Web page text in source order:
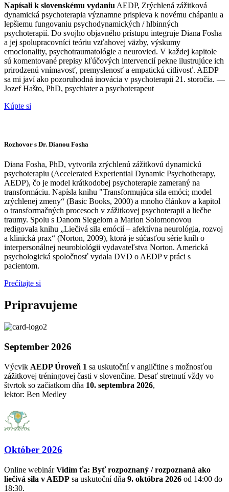
Napísali k slovenskému vydaniu AEDP, Zrýchlená zážitková
dynamická psychoterapia významne prispieva k novému chápaniu a
lepšiemu fungovaniu psychodynamických / hlbinných
psychoterapií. Do svojho objavného prístupu integruje Diana Fosha
a jej spolupracovníci teóriu vzťahovej väzby, výskumy
emocionality, psychotraumatológie a neurovied. V každej kapitole
sú komentované prepisy kľúčových intervencií pekne ilustrujúce ich
prirodzenú vnímavosť, premyslenosť a empatickú citlivosť. AEDP
sa mi javí ako pozoruhodná inovácia v psychoterapii 21. storočia. —
Jozef Hašto, PhD, psychiater a psychoterapeut
Kúpte si
Rozhovor s Dr. Dianou Fosha
Diana Fosha, PhD, vytvorila zrýchlenú zážitkovú dynamickú
psychoterapiu (Accelerated Experiential Dynamic Psychotherapy,
AEDP), čo je model krátkodobej psychoterapie zameraný na
transformáciu. Napísla knihu "Transformujúca sila emóci; model
zrýchlenej zmeny“ (Basic Books, 2000) a mnoho článkov a kapitol
o transformačných procesoch v zážitkovej psychoterapii a liečbe
traumy. Spolu s Danom Siegelom a Marion Solomonovou
redigovala knihu „Liečivá sila emócií – afektívna neurológia, rozvoj
a klinická prax“ (Norton, 2009), ktorá je súčasťou série kníh o
interpersonálnej neurobiológii vydavateľstva Norton. Americká
psychologická spoločnosť vydala DVD o AEDP v práci s
pacientom.
Prečítajte si
Pripravujeme
September 2026
Výcvik AEDP Úroveň 1 sa uskutoční v angličtine s možnosťou
zážitkovej tréningovej časti v slovenčine. Desať stretnutí vždy vo
štvrtok so začiatkom dňa 10. septembra 2026,
lektor: Ben Medley
Október 2026
Online webinárVidím ťa: Byť rozpoznaný / rozpoznaná ako
liečivá sila v AEDP sa uskutoční dňa 9. októbra 2026 od 14:00 do
18:30.